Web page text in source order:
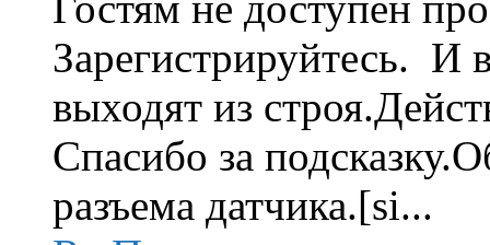
Зарегистрируйтесь. И
выходят из
Спасибо за
разъема датчика.[si...